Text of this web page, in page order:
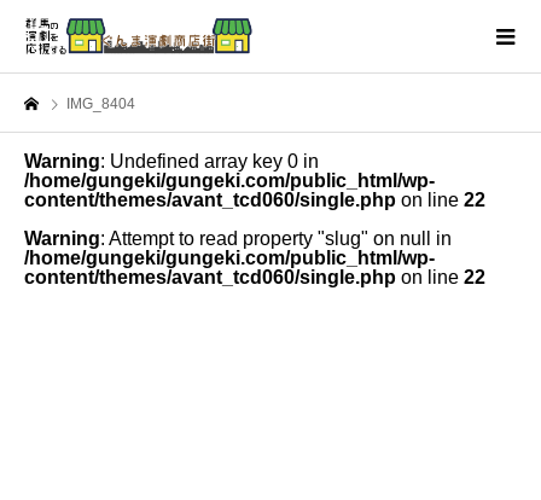
IMG_8404
Warning: Undefined array key 0 in
/home/gungeki/gungeki.com/public_html/wp-
content/themes/avant_tcd060/single.php on line 22
Warning: Attempt to read property "slug" on null in
/home/gungeki/gungeki.com/public_html/wp-
content/themes/avant_tcd060/single.php on line 22